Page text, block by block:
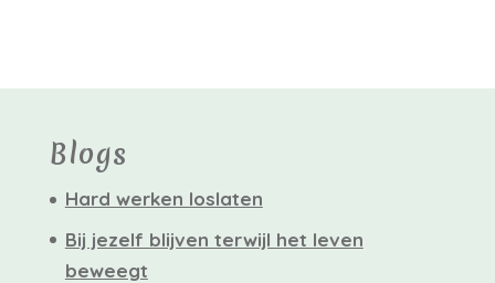
Blogs
Hard werken loslaten
Bij jezelf blijven terwijl het leven
beweegt